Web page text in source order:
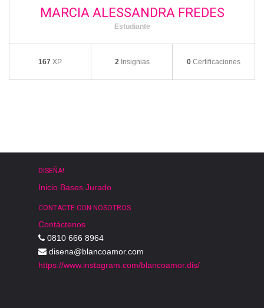
MARCIA ALESSANDRA FREDES
Estudiante
167 XP 2 Insignias 0 Certificaciones
DISEÑA!
Inicio Bases Jurado
CONTACTE CON NOSOTROS
Contáctenos
0810 666 8964
disena@blancoamor.com
https://www.instagram.com/blancoamor.dis/